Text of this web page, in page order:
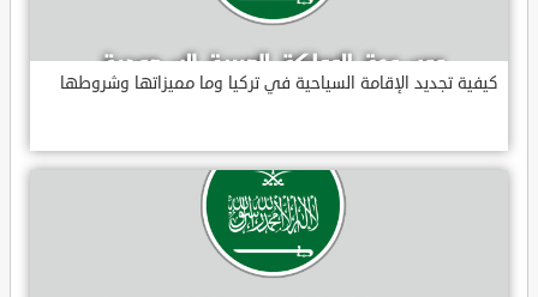
كيفية تجديد الإقامة السياحية في تركيا وما مميزاتها وشروطها